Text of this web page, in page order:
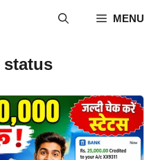
MENU
status